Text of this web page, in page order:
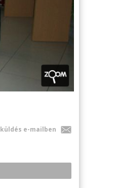
küldés e-mailben